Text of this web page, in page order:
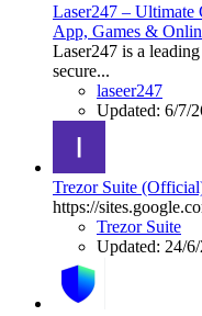
Laser247 – Ultimate
App, Games &
Laser247 is a
secure...
laseer247
Updated: 6/7/
Trezor Suite
https://
Trezor Suite
Updated: 24/